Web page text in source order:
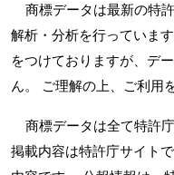
商標データは最新の特
解析・分析を行っていま
をつけておりますが、デ
ん。 ご理解の上、ご利用
商標データは全て特許
掲載内容は特許庁サイト